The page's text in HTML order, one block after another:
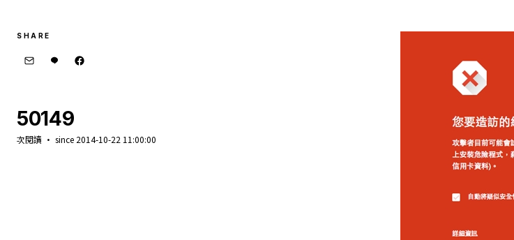
SHARE
50149
次閱讀 · since 2014-10-22 11:00:00